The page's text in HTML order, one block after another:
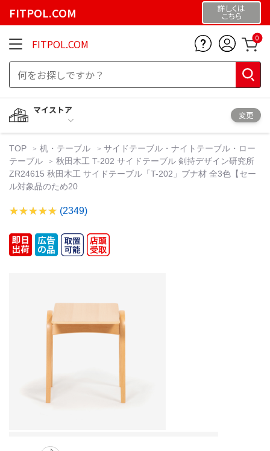
FITPOL.COM 詳しくは
こちら
FITPOL.COM 0
マイストア
変更
TOP 机・テーブル
サイドテーブル・ナイトテーブル・ロー
テーブル
秋田木工 T-202 サイドテーブル 剣持デザイン研究所
ZR24615 秋田木工 サイドテーブル「T-202」ブナ材 全3色【セー
ル対象品のため20
(2349)